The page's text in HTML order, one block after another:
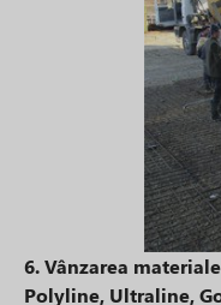
6. Vânzarea
Polyline, Ultraline,